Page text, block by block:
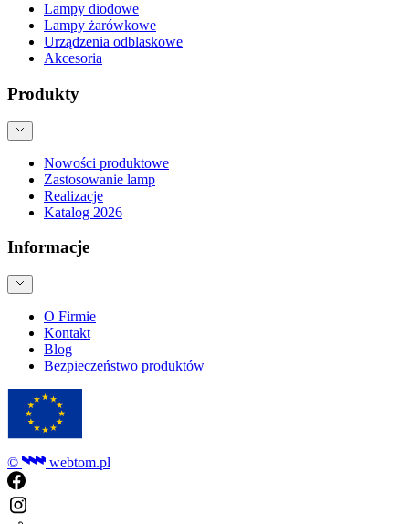
Lampy diodowe
Lampy żarówkowe
Urządzenia odblaskowe
Akcesoria
Produkty
Nowości produktowe
Zastosowanie lamp
Realizacje
Katalog 2026
Informacje
O Firmie
Kontakt
Blog
Bezpieczeństwo produktów
© webtom.pl